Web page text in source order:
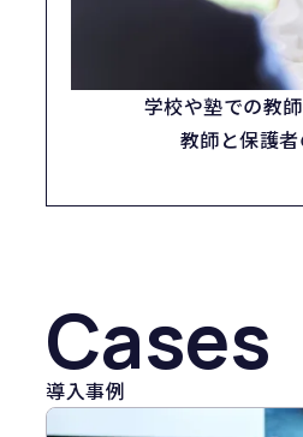
学校や塾での教
教師と保護
Cases
導入事例